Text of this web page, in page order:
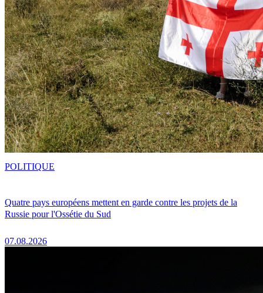
Quatre pays européens mettent en garde contre les projets de la
Russie pour l'Ossétie du Sud
07.08.2026
POLITIQUE